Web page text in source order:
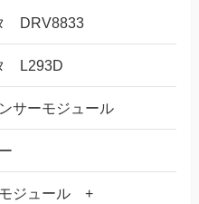
DRV8833
L293D
サーモジュール
モジュール +